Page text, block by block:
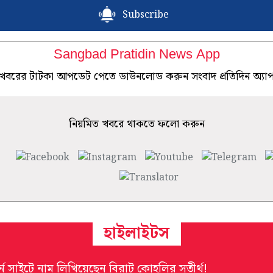
Subscribe
Sangbad Pratidin News App
টাটকা আপডেট পেতে ডাউনলোড করুন সংবাদ প্রতিদিন
নিয়মিত খবরে থাকতে ফলো করুন
হাইলাইটস